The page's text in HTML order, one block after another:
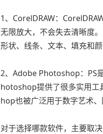
1、CorelDRAW：
无限放大，不会失去清晰度
形状、线条、文本、填充和
2、Adobe Photoshop：PS
hotoshop提供了很多实用工
hop也被广泛用于数字艺术、
对于选择哪款软件，主要取